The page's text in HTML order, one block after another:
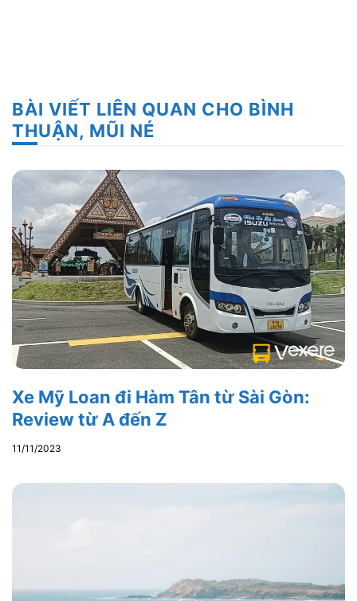
BÀI VIẾT LIÊN QUAN CHO BÌNH
THUẬN, MŨI NÉ
Xe Mỹ Loan đi Hàm Tân từ Sài Gòn:
Review từ A đến Z
11/11/2023